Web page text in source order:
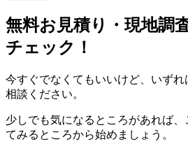
無料お見積り・現地調
チェック！
今すぐでなくてもいいけど、いず
相談ください。
少しでも気になるところがあれば
てみるところから始めましょう。